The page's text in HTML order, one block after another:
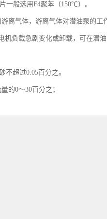
一般选用F4聚苯（150℃）。
离气体，游离气体对潜油泵的工
负载急剧变化或卸载，可在潜
超过0.05百分之。
的0～30百分之；